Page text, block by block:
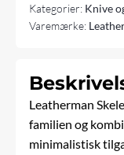
Kategorier: Knive
Varemærke:
Leatherman
familien og
minimalistisk